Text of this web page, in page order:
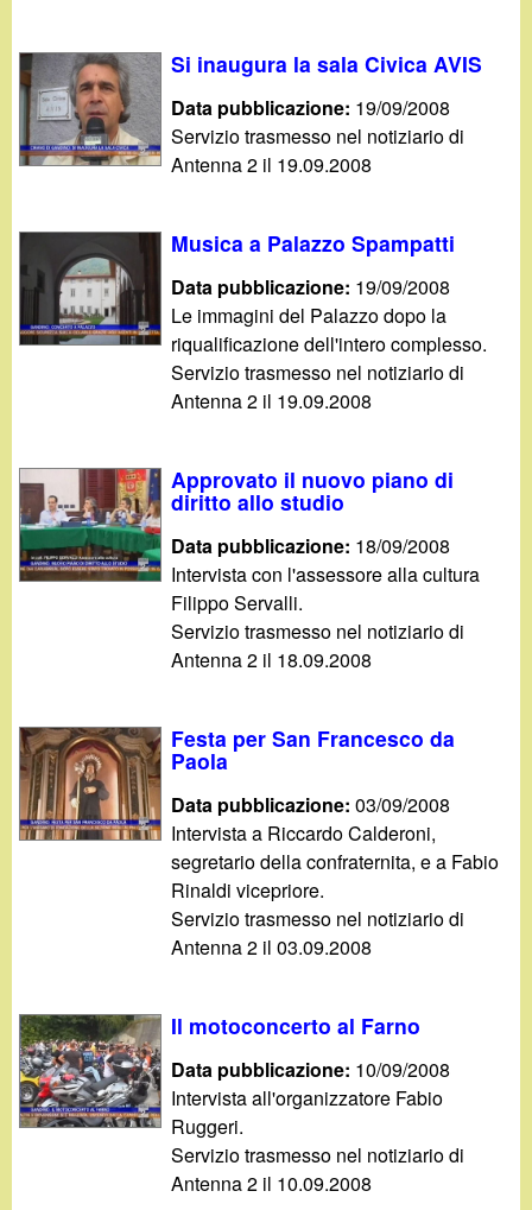
.
i
Si inaugura la sala Civica AVIS
Data pubblicazione: 19/09/2008
Servizio trasmesso nel notiziario di
Antenna 2 il 19.09.2008
Musica a Palazzo Spampatti
Data pubblicazione: 19/09/2008
Le immagini del Palazzo dopo la
riqualificazione dell'intero complesso.
Servizio trasmesso nel notiziario di
Antenna 2 il 19.09.2008
Approvato il nuovo piano di
diritto allo studio
Data pubblicazione: 18/09/2008
Intervista con l'assessore alla cultura
Filippo Servalli.
Servizio trasmesso nel notiziario di
Antenna 2 il 18.09.2008
Festa per San Francesco da
Paola
Data pubblicazione:03/09/2008
Intervista a Riccardo Calderoni,
segretario della confraternita, e a Fabio
Rinaldi vicepriore.
Servizio trasmesso nel notiziario di
Antenna 2 il 03.09.2008
Il motoconcerto al Farno
Data pubblicazione: 10/09/2008
Intervista all'organizzatore Fabio
Ruggeri.
Servizio trasmesso nel notiziario di
Antenna 2 il 10.09.2008